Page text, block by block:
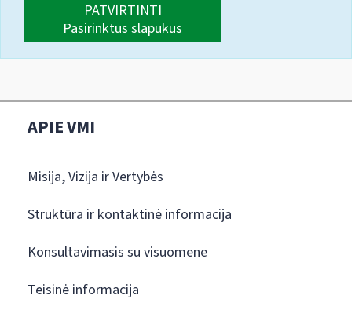
PATVIRTINTI
Pasirinktus slapukus
APIE VMI
Misija, Vizija ir Vertybės
Struktūra ir kontaktinė informacija
Konsultavimasis su visuomene
Teisinė informacija